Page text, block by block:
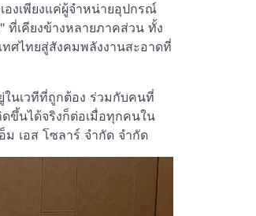
องเพียงแค่ผู้จำหน่ายอุปกรณ์
ที่เคียงข้างหลายภาคส่วน ทั้ง
ศไทยสู่สังคมพลังงานสะอาดที่
ในเวทีที่ถูกต้อง ร่วมกับคนที่
ดขึ้นได้จริงก็ต่อเมื่อทุกคนใน
ม เอส โซลาร์ จำกัด จำกัด